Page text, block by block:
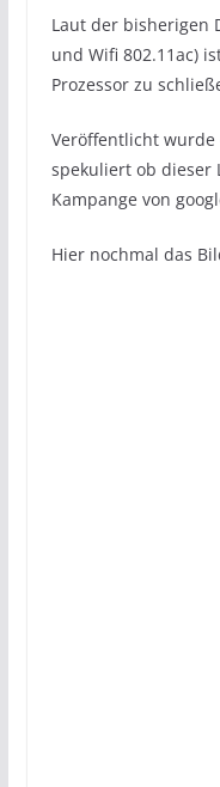
Laut der bisherigen
und Wifi 802.11ac)
Prozessor zu
Veröffentlicht wurde
spekuliert ob dieser
Kampange von
Hier nochmal das